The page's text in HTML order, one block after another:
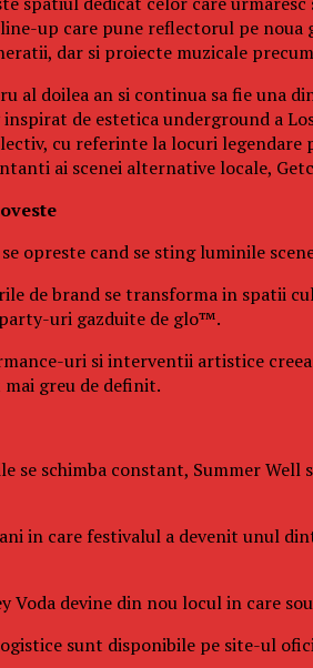
up care pune reflectorul pe noua
dar si proiecte muzicale
al doilea an si continua sa fie una
de estetica underground a
cu referinte la locuri legendare
ai scenei alternative locale,
opreste cand se sting luminile
de brand se transforma in spatii
uri gazduite de glo™.
uri si interventii artistice
greu de definit.
se schimba constant, Summer
in care festivalul a devenit unul
Voda devine din nou locul in care
sunt disponibile pe site-ul